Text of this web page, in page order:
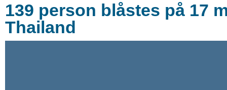
139 person blåstes på 17
Thailand